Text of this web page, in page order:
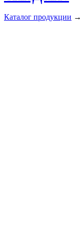
Каталог продукции →